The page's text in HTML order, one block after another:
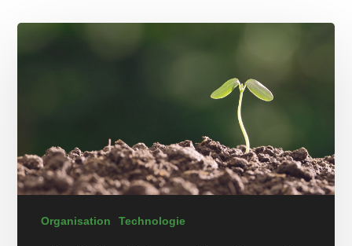
Organisation Technologie